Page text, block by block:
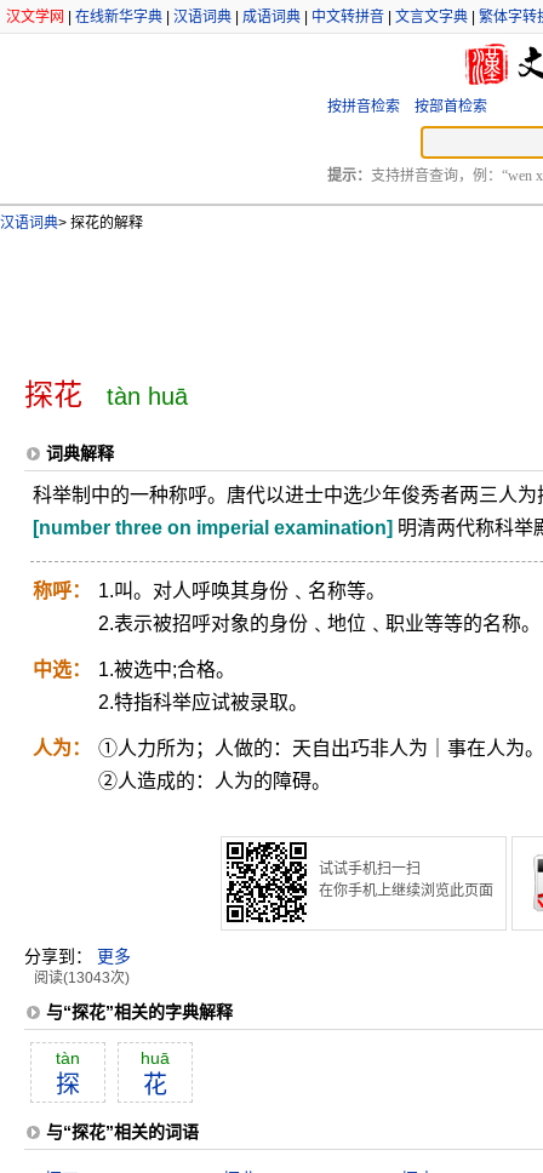
汉文学网 在线新华字典 汉语词典 成语词典 中文转拼音 文言文字典 繁体字转
按拼音检索 按部首检索
提示： 支持拼音查询，例：“wen
汉语词典> 探花的解释
探花 tàn huā
词典解释
科举制中的一种称呼。唐代以进士中选少年俊秀者两三人
[number three on imperial examination] 明清两代称科举
称呼：
1.叫。对人呼唤其身份﹑名称等。
2.表示被招呼对象的身份﹑地位﹑职业等等的名称。
中选：
1.被选中;合格。
2.特指科举应试被录取。
人为：
①人力所为；人做的：天自出巧非人为｜事在人为。
②人造成的：人为的障碍。
试试手机扫一扫
在你手机上继续浏览此页面
分享到： 更多
阅读(13043次)
与“探花”相关的字典解释
tàn
探
huā
花
与“探花”相关的词语